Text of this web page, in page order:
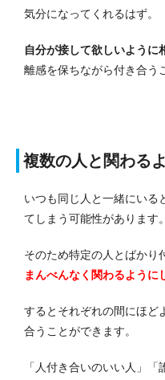
気分になってくれるはず。
自分が接して欲しいように
離感を保ちながら付き合う
複数の人と関わる
いつも同じ人と一緒にいる
てしまう可能性があります。
そのため特定の人とばかり
まんべんなく関わるように
するとそれぞれの間にほど
合うことができます。
「人付き合いのいい人」